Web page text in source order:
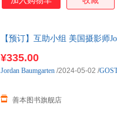
【预订】互助小组 美国摄影师
¥335.00
善本图书旗舰店
Jordan Baumgarten /2024-05-02 /